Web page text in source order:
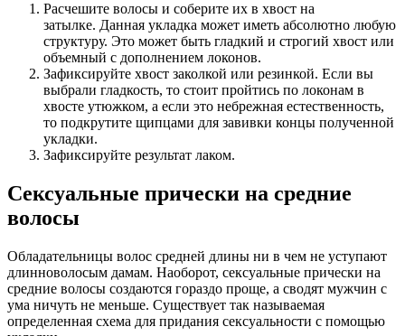
Расчешите волосы и соберите их в хвост на
затылке. Данная укладка может иметь абсолютно любую
структуру. Это может быть гладкий и строгий хвост или
объемный с дополнением локонов.
Зафиксируйте хвост заколкой или резинкой. Если вы
выбрали гладкость, то стоит пройтись по локонам в
хвосте утюжком, а если это небрежная естественность,
то подкрутите щипцами для завивки концы полученной
укладки.
Зафиксируйте результат лаком.
Сексуальные прически на средние
волосы
Обладательницы волос средней длины ни в чем не уступают
длинноволосым дамам. Наоборот, сексуальные прически на
средние волосы создаются гораздо проще, а сводят мужчин с
ума ничуть не меньше. Существует так называемая
определенная схема для придания сексуальности с помощью